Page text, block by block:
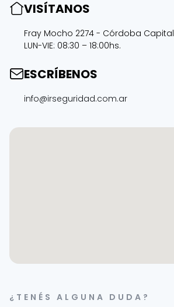
VISÍTANOS
Fray Mocho 2274 - Córdoba Capital
LUN-VIE: 08:30 – 18:00hs.
ESCRÍBENOS
info@irseguridad.com.ar
¿TENÉS ALGUNA DUDA?